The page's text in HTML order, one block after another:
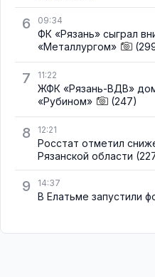
6 09:34
ФК «Рязань» сыграл
«Металлургом»
7 11:22
ЖФК «Рязань-ВДВ»
«Рубином»
(247)
8 12:21
Росстат отметил
Рязанской области
9 14:37
В Елатьме запустили